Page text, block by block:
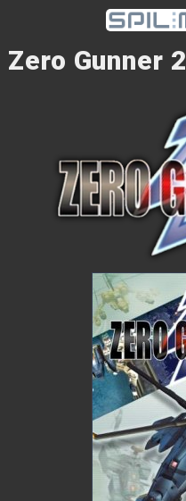
Zero Gunner 2